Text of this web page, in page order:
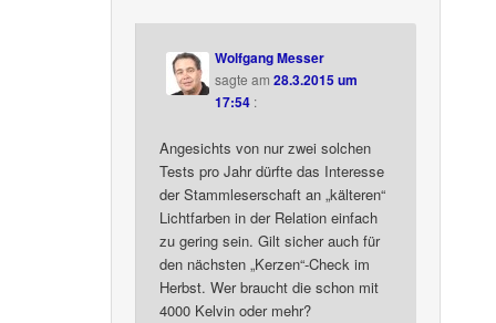
Wolfgang Messer
sagte am28.3.2015 um
17:54 :
Angesichts von nur zwei solchen
Tests pro Jahr dürfte das Interesse
der Stammleserschaft an „kälteren“
Lichtfarben in der Relation einfach
zu gering sein. Gilt sicher auch für
den nächsten „Kerzen“-Check im
Herbst. Wer braucht die schon mit
4000 Kelvin oder mehr?